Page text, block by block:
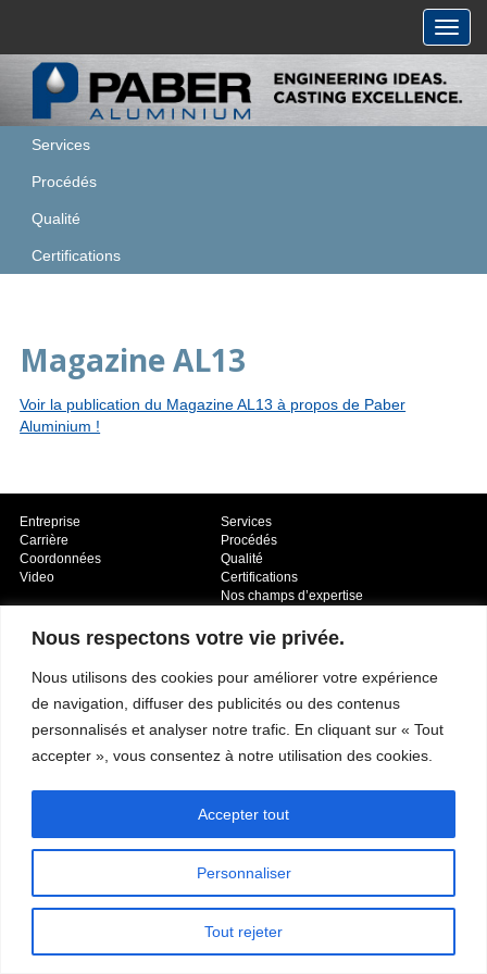
Nous respectons votre vie privée.
Nous utilisons des cookies pour améliorer votre expérience
de navigation, diffuser des publicités ou des contenus
personnalisés et analyser notre trafic. En cliquant sur « Tout
accepter », vous consentez à notre utilisation des cookies.
Personnaliser
Tout rejeter
Accepter tout
Services
Procédés
Qualité
Certifications
Magazine AL13
Voir la publication du Magazine AL13 à propos de Paber
Aluminium !
Nos champs d’expertise
Entreprise
Carrière
Coordonnées
Video
Services
Procédés
Qualité
Certifications
Nos champs d’expertise
Copyright © 2026 - Paber Aluminium. Tous droits réservés -Politique de